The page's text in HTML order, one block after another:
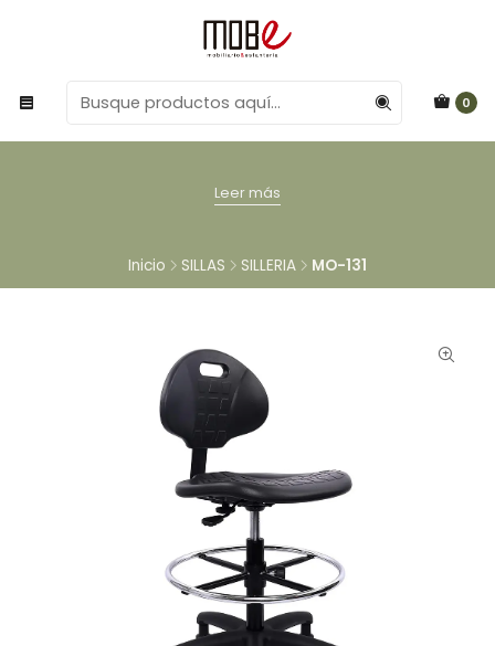
0
Leer más
Inicio SILLAS SILLERIA MO-131